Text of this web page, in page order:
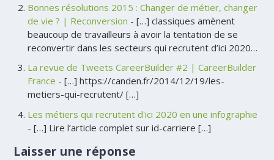
Bonnes résolutions 2015 : Changer de métier, changer
de vie ? | Reconversion - […] classiques amènent
beaucoup de travailleurs à avoir la tentation de se
reconvertir dans les secteurs qui recrutent d’ici 2020…
La revue de Tweets CareerBuilder #2 | CareerBuilder
France - […] https://canden.fr/2014/12/19/les-
metiers-qui-recrutent/ […]
Les métiers qui recrutent d'ici 2020 en une infographie
- […] Lire l’article complet sur id-carriere […]
Laisser une réponse